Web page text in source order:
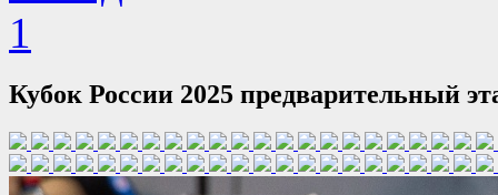
Кубок России 2025 предварительный